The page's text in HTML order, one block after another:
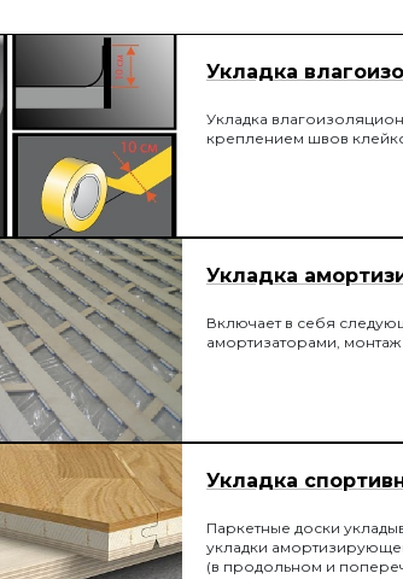
Укладка
Укладка
креплением швов
Укладка
Включает в себя
амортизаторами,
Укладка
Паркетные доски
укладки
(в продольном и